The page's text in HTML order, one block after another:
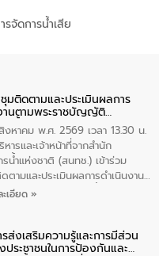
จัดการน้ำเสีย
ชุมติดตามและประเมินผลการ
านตามพระราชบัญญัติ
รน้ำ พ.ศ. 2561 ประจำ
มาณ พ.ศ. 2569
หาคม พ.ศ. 2569 เวลา 13.30 น.
ารและเจ้าหน้าที่จากสำนัก
น้ำแห่งชาติ (สนทช.) เข้าร่วม
ตามและประเมินผลการดำเนินงาน
าชบัญญัติทรัพยากรน้ำ พ.ศ. 2561
งหวัดชัยนาท โดยมีนายแสงชัย
ยกเทศมนตรีตำบลวัดสิงห์ คณะผู้
ะเอียด »
รส่งเสริมความรู้และการมีส่วน
ประชาชนในการป้องกันและ